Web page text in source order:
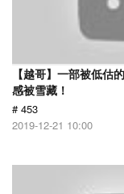
【越哥】一部被低估
感被雪藏！
# 453
2019-12-21 10:00